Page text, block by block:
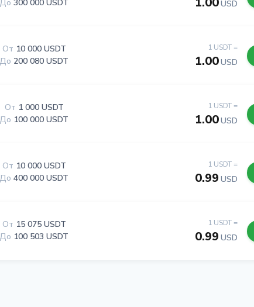
USD
До 300 000 USDT
1 USDT =
1.00USD
От 10 000 USDT
До 200 080 USDT
1 USDT =
1.00USD
От 1 000 USDT
До 100 000 USDT
1 USDT =
0.99 USD
От 10 000 USDT
До 400 000 USDT
1 USDT =
0.99 USD
От 15 075 USDT
До 100 503 USDT